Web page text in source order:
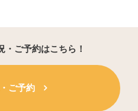
・ご予約はこちら！
ご予約